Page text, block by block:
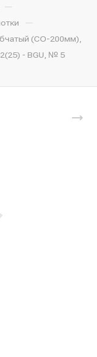
—
—
(СО-200мм),
- BGU, № 5